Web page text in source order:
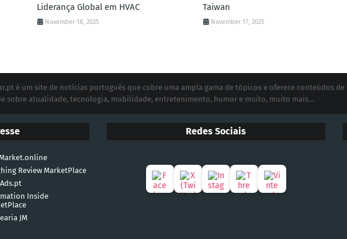
Liderança Global em HVAC
November 18, 2025
Taiwan
November 17, 2025
é um site de notícias português que cobre uma ampla gama de tópicos e oferece conteúdos de
sobre atualidade, tecnologia, mobilidade, entretenimento, humor e muito, muito mais...
Review MarketPlace
Inside
JM
Redes Sociais